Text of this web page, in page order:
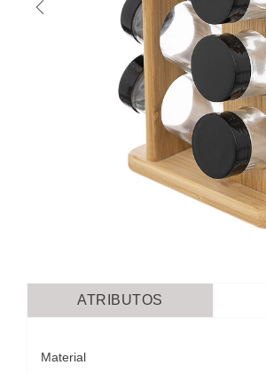
ATRIBUTOS
Material